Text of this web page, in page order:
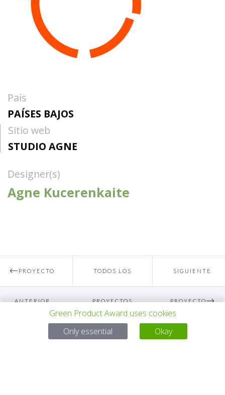
País
PAÍSES BAJOS
Sitio web
STUDIO AGNE
Designer(s)
Agne Kucerenkaite
PROYECTO
ANTERIOR
TODOS LOS
PROYECTOS
SIGUIENTE
PROYECTO
Para preguntas:
Mail:service@gp-award.com
Green Product Award uses cookies
Only essential
Okay